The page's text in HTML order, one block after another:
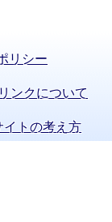
リシー
リンクについて
イトの考え方